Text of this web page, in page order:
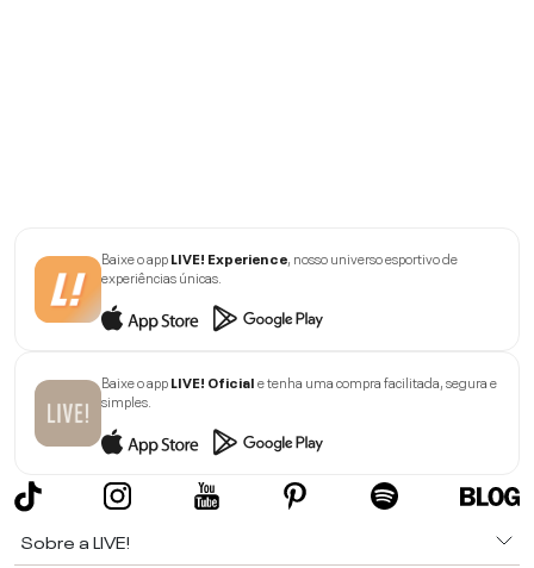
Baixe o appLIVE! Experience , nosso universo esportivo de
experiências únicas.
Baixe o appLIVE! Oficiale tenha uma compra facilitada, segura e
simples.
Sobre a LIVE!